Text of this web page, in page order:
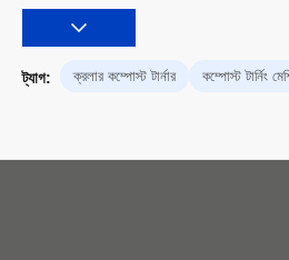
ট্যাগ: ক্রলার কম্পোস্ট টার্নার কম্পোস্ট টার্নিং